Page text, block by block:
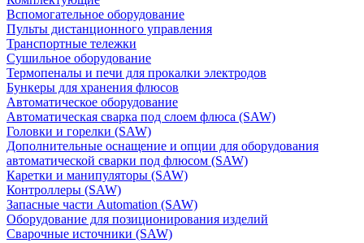
Вспомогательное оборудование
Пульты дистанционного управления
Транспортные тележки
Сушильное оборудование
Термопеналы и печи для прокалки электродов
Бункеры для хранения флюсов
Автоматическое оборудование
Автоматическая сварка под слоем флюса (SAW)
Головки и горелки (SAW)
Дополнительные оснащение и опции для оборудования
автоматической сварки под флюсом (SAW)
Каретки и манипуляторы (SAW)
Контроллеры (SAW)
Запасные части Automation (SAW)
Оборудование для позиционирования изделий
Сварочные источники (SAW)